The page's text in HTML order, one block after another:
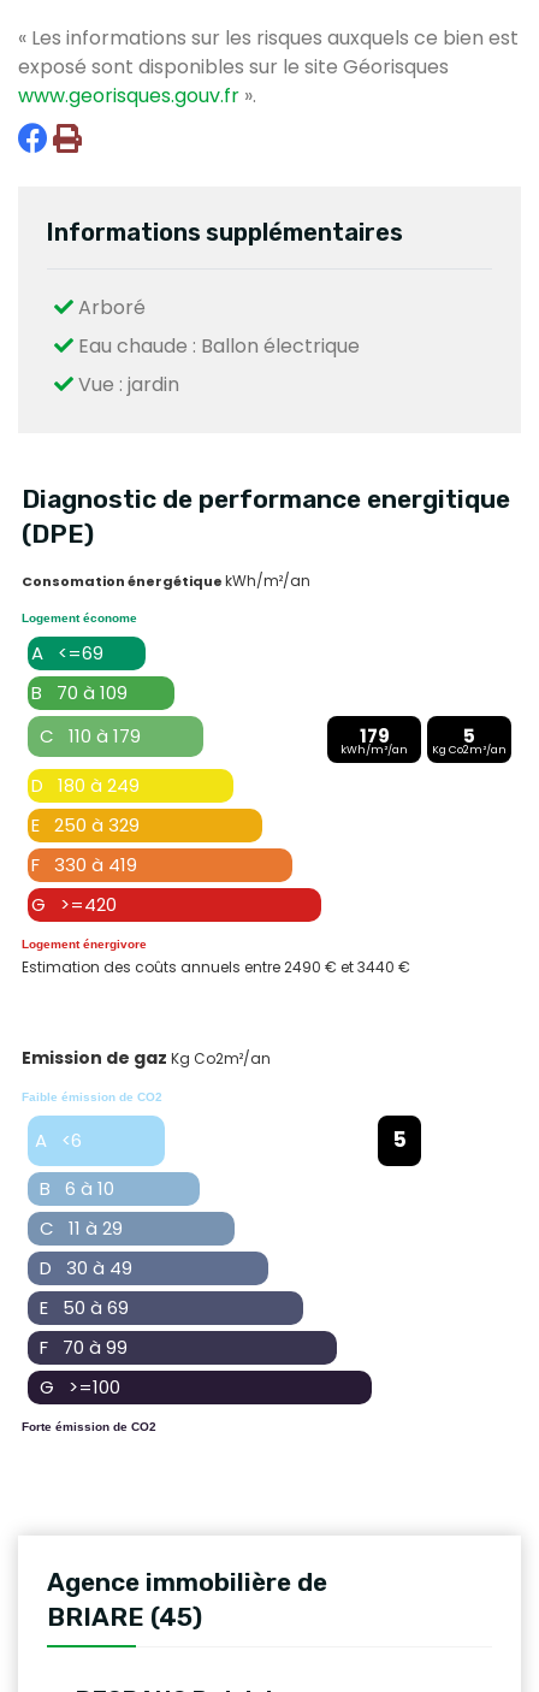
« Les informations sur les risques auxquels ce bien est
exposé sont disponibles sur le site Géorisques
www.georisques.gouv.fr ».
Informations supplémentaires
Arboré
Eau chaude : Ballon électrique
Vue : jardin
Diagnostic de performance energitique
(DPE)
Consomation énergétiquekWh/m²/an
Logement économe
A <=69
B 70 à 109
C 110 à 179
179
kWh/m²/an
5
Kg Co2m²/an
D 180 à 249
E 250 à 329
F 330 à 419
G >=420
Logement énergivore
Estimation des coûts annuels entre 2490 € et 3440 €
Emission de gaz Kg Co2m²/an
Faible émission de CO2
A <6 5
B 6 à 10
C 11 à 29
D 30 à 49
E 50 à 69
F 70 à 99
G >=100
Forte émission de CO2
Agence immobilière de
BRIARE (45)